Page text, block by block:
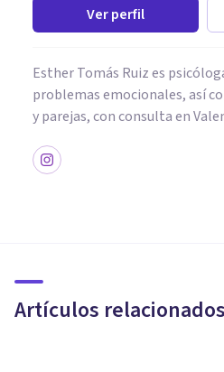
Ver perfil
Esther Tomás Ruiz es
problemas emocionales, así
y parejas, con consulta en
Artículos relacionados
infidelidad